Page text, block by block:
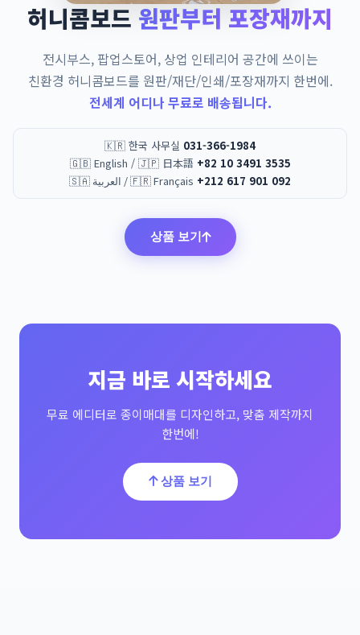
허니콤보드 원판부터 포장재까지
전시부스, 팝업스토어, 상업 인테리어 공간에 쓰이는
친환경 허니콤보드를 원판/재단/인쇄/포장재까지 한번에.
전세계 어디나 무료로 배송됩니다.
🇰🇷 한국 사무실 031-366-1984
🇬🇧 English / 🇯🇵 日本語 +82 10 3491 3535
🇸🇦 العربية / 🇫🇷 Français +212 617 901 092
상품 보기
지금 바로 시작하세요
무료 에디터로 종이매대를 디자인하고, 맞춤 제작까지
한번에!
상품 보기